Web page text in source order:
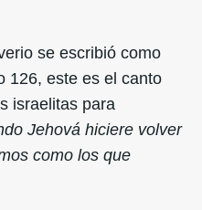
se escribió como
126, este es el canto
israelitas para
Jehová hiciere volver
como los que